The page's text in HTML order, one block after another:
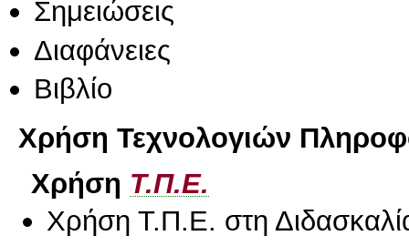
Σημειώσεις
Διαφάνειες
Βιβλίο
Χρήση Τεχνολογιών
Χρήση Τ.Π.Ε.
Χρήση Τ.Π.Ε. στη